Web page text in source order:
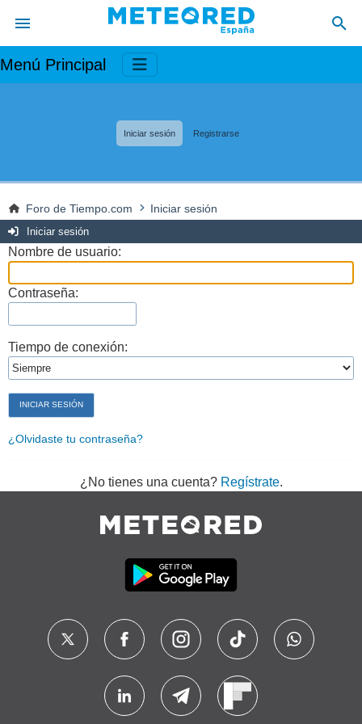
Menú Principal
Iniciar sesión Registrarse
Foro de Tiempo.com Iniciar sesión
Iniciar sesión
Nombre de usuario:
Contraseña:
Tiempo de conexión:
¿Olvidaste tu contraseña?
¿No tienes una cuenta? Regístrate.